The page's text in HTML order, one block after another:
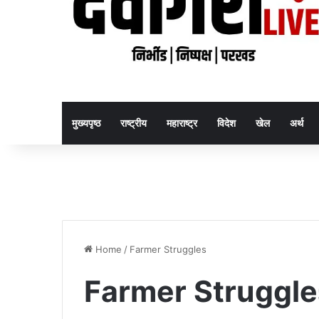
मुख्यपृष्ठ राष्ट्रीय महाराष्ट्र विदेश खेल अर्थ
Home / Farmer Struggles
Farmer